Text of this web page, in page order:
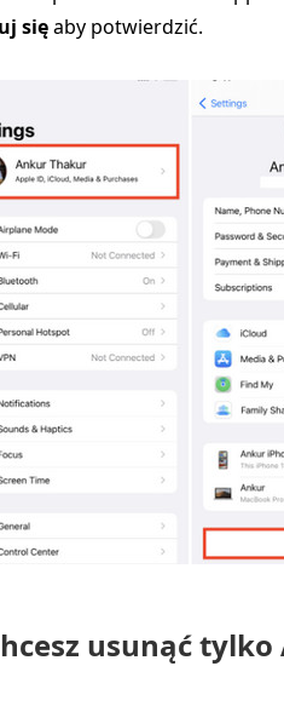
sięaby potwierdzić.
usunąć